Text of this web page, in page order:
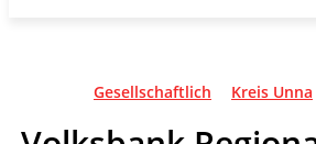
Gesellschaftlich Kreis Unna